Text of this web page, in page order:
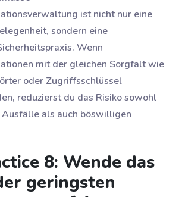
ist nicht nur eine
sondern eine
Wenn
mit der gleichen Sorgfalt wie
oder Zugriffsschlüssel
reduzierst du das Risiko sowohl
als auch böswilligen
8: Wende das
geringsten